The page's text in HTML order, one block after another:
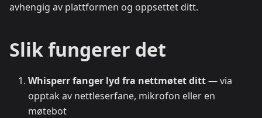
avhengig av plattformen og oppsettet ditt.
Slik fungerer det
Whisperr fanger lyd fra nettmøtet ditt— via
opptak av nettleserfane, mikrofon eller en
møtebot